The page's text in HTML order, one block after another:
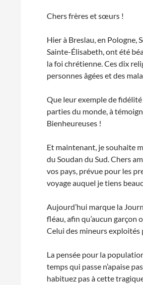
Chers frères et sœurs !
Hier à Breslau, en
Sainte-Élisabeth, ont été
la foi chrétienne. Ces dix
personnes âgées et des
Que leur exemple de
parties du monde, à
Bienheureuses !
Et maintenant, je souhaite
du Soudan du Sud. Chers
vos pays, prévue pour les
voyage auquel je tiens
Aujourd’hui marque la
fléau, afin qu’aucun
Celui des mineurs
La pensée pour la
temps qui passe n’apaise
habituez pas à cette